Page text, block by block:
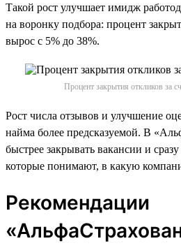
Такой рост улучшает имидж
на воронку подбора: процент
вырос с 5% до 38%.
Процент закрытия откликов за
Рост числа отзывов и улучшение
найма более предсказуемой. В
быстрее закрывать вакансии и
которые понимают, в какую
Рекомендации